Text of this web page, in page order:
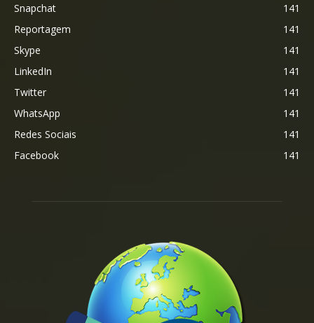
Snapchat
141
Reportagem
141
Skype
141
LinkedIn
141
Twitter
141
WhatsApp
141
Redes Sociais
141
Facebook
141